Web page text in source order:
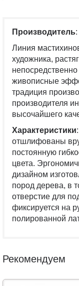
Производитель
Линия
художника,
живописные
традиция
производителя
высочайшего
Характеристики
отшлифованы
постоянную
цвета.
дизайном
пород дерева, в
отверстие для
фиксируется на
полированной
Рекомендуем